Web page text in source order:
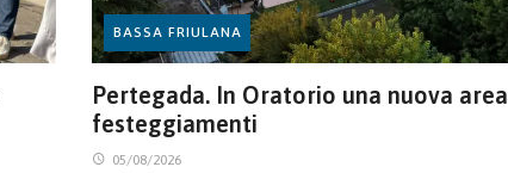
BASSA FRIULANA
Pertegada. In Oratorio una nuova area
festeggiamenti
05/08/2026